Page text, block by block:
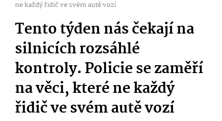
ne každý řidič ve svém autě vozí
Tento týden nás čekají na
silnicích rozsáhlé
kontroly. Policie se zaměří
na věci, které ne každý
řidič ve svém autě vozí